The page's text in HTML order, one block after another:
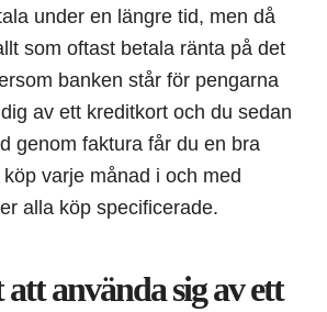
under en längre tid, men då
som oftast betala ränta på det
banken står för pengarna
av ett kreditkort och du sedan
genom faktura får du en bra
varje månad i och med
alla köp specificerade.
använda sig av ett